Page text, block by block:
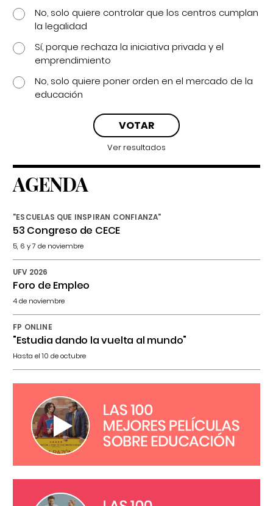
No, solo quiere controlar que los centros cumplan
la legalidad
Sí, porque rechaza la iniciativa privada y el
emprendimiento
No, solo quiere poner orden en el mercado de la
educación
Ver resultados
AGENDA
"ESCUELAS QUE INSPIRAN CONFIANZA"
53 Congreso de CECE
5, 6 y 7 de noviembre
UFV 2026
Foro de Empleo
4 de noviembre
FP ONLINE
"Estudia dando la vuelta al mundo"
Hasta el 10 de octubre